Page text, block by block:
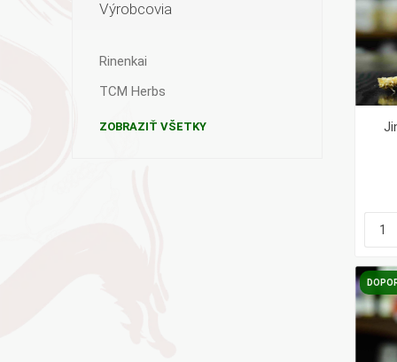
Výrobcovia
Rinenkai
TCM Herbs
ZOBRAZIŤ VŠETKY